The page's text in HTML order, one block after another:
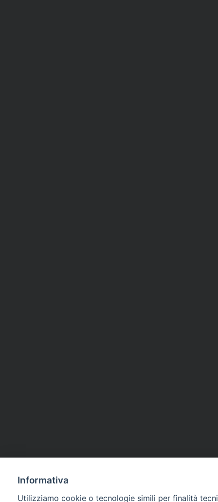
Informativa
Utilizziamo cookie o tecnologie simili per finalità